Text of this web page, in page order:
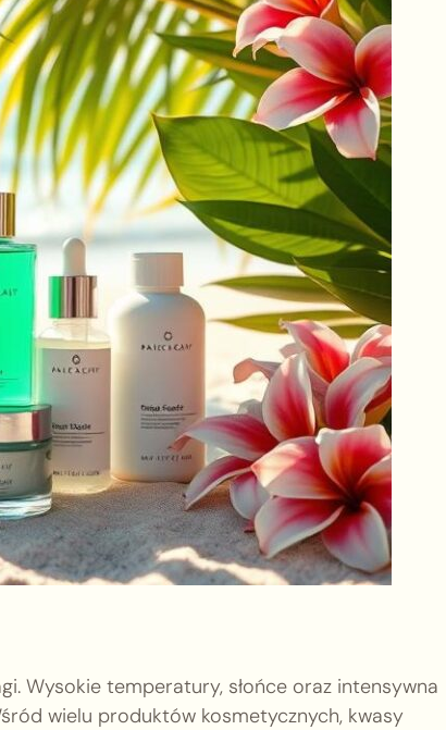
Wysokie temperatury, słońce oraz intensywna
wielu produktów kosmetycznych, kwasy